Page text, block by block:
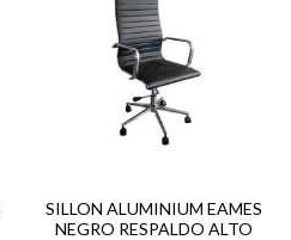
SILLON ALUMINIUM EAMES
NEGRO RESPALDO ALTO